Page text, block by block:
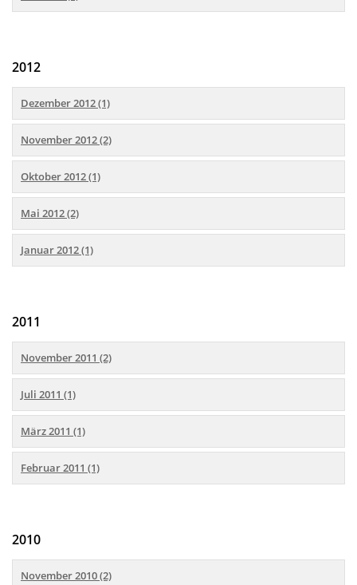
2012
Dezember 2012 (1)
November 2012 (2)
Oktober 2012 (1)
Mai 2012 (2)
Januar 2012 (1)
2011
November 2011 (2)
Juli 2011 (1)
März 2011 (1)
Februar 2011 (1)
2010
November 2010 (2)